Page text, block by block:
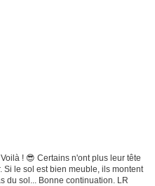
! 😎 Certains n'ont plus leur tête
le sol est bien meuble, ils montent
du sol... Bonne continuation. LR